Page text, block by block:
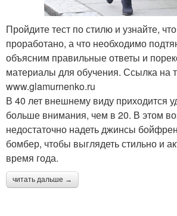
Пройдите тест по стилю и узнайте,
проработано, а что необходимо
объясним правильные ответы и
материалы для обучения. Ссылка на
www.glamurnenko.ru
В 40 лет внешнему виду приходится
больше внимания, чем в 20. В этом
недостаточно надеть джинсы
бомбер, чтобы выглядеть стильно и
время года.
читать дальше →